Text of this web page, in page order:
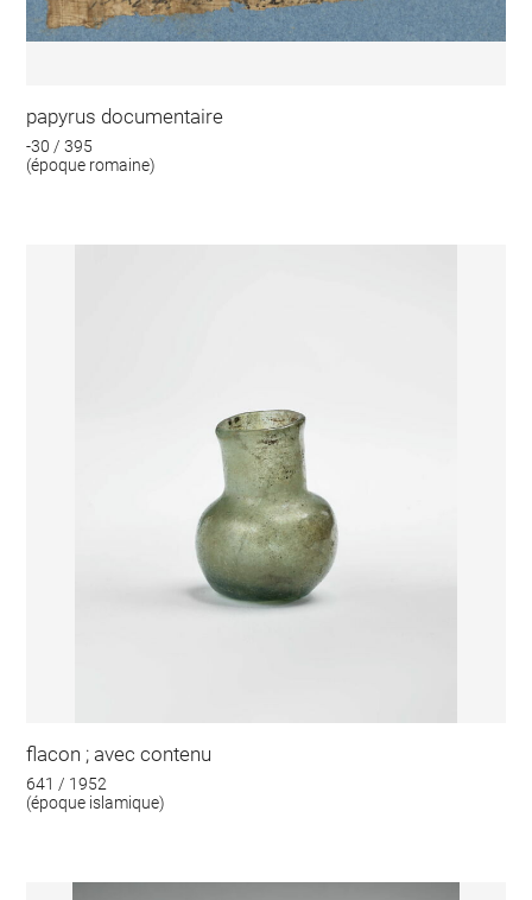
papyrus documentaire
-30 / 395
(époque romaine)
flacon ; avec contenu
641 / 1952
(époque islamique)